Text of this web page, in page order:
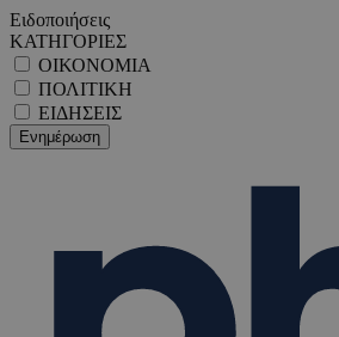
Ειδοποιήσεις
ΚΑΤΗΓΟΡΙΕΣ
ΟΙΚΟΝΟΜΙΑ
ΠΟΛΙΤΙΚΗ
ΕΙΔΗΣΕΙΣ